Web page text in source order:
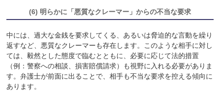
(6) 明らかに「悪質なクレーマー」からの不当な要求
中には、過大な金銭を要求してくる、あるいは脅迫的な言動を繰り
返すなど、悪質なクレーマーも存在します。このような相手に対し
ては、毅然とした態度で臨むとともに、必要に応じて法的措置
（例：警察への相談、損害賠償請求）も視野に入れる必要がありま
す。弁護士が前面に出ることで、相手も不当な要求を控える傾向に
あります。